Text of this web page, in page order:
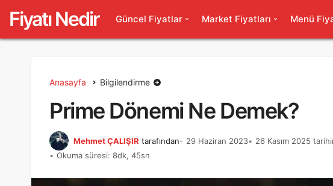
Fiyatı Nedir Güncel Fiyatlar Market Fiyatları Menü
Anasayfa Bilgilendirme
Prime Dönemi Ne Demek?
Mehmet ÇALIŞIR tarafından 29 Haziran 2023 26 Kasım 2025
Okuma süresi: 8dk, 45sn